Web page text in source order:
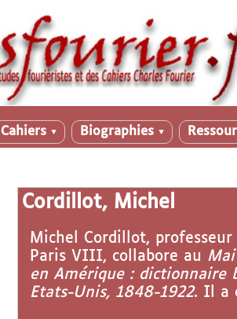
Cahiers ▼ Biographies ▼
Cordillot, Michel
Michel Cordillot,
Paris VIII, collabore au
en Amérique : dictionnaire
Etats-Unis, 1848-1922. Il a